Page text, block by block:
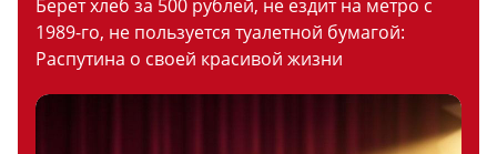
Берет хлеб за 500 рублей, не ездит на метро с
1989-го, не пользуется туалетной бумагой:
Распутина о своей красивой жизни